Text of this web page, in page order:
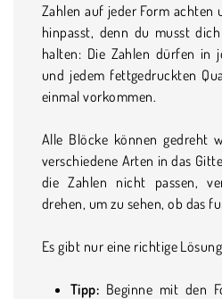
Zahlen auf jeder Form achten
hinpasst, denn du musst
halten: Die Zahlen dürfen in
und jedem fettgedruckten
einmal vorkommen.
Alle Blöcke können gedreht
verschiedene Arten in das
die Zahlen nicht passen,
drehen, um zu sehen, ob das
Es gibt nur eine richtige
Tipp: Beginne mit den